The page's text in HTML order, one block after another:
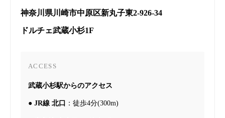
神奈川県川崎市中原区新丸子東2-926-34
ドルチェ武蔵小杉1F
ACCESS
武蔵小杉駅からのアクセス
● JR線 北口 ：徒歩4分(300m)